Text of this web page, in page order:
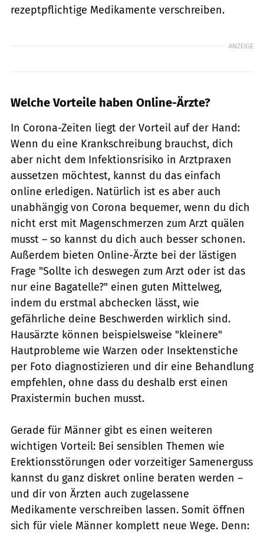
rezeptpflichtige Medikamente verschreiben.
ANZEIGE
Welche Vorteile haben Online-Ärzte?
In Corona-Zeiten liegt der Vorteil auf der Hand:
Wenn du eine Krankschreibung brauchst, dich
aber nicht dem Infektionsrisiko in Arztpraxen
aussetzen möchtest, kannst du das einfach
online erledigen. Natürlich ist es aber auch
unabhängig von Corona bequemer, wenn du dich
nicht erst mit Magenschmerzen zum Arzt quälen
musst – so kannst du dich auch besser schonen.
Außerdem bieten Online-Ärzte bei der lästigen
Frage "Sollte ich deswegen zum Arzt oder ist das
nur eine Bagatelle?" einen guten Mittelweg,
indem du erstmal abchecken lässt, wie
gefährliche deine Beschwerden wirklich sind.
Hausärzte können beispielsweise "kleinere"
Hautprobleme wie Warzen oder Insektenstiche
per Foto diagnostizieren und dir eine Behandlung
empfehlen, ohne dass du deshalb erst einen
Praxistermin buchen musst.
Gerade für Männer gibt es einen weiteren
wichtigen Vorteil: Bei sensiblen Themen wie
Erektionsstörungen oder vorzeitiger Samenerguss
kannst du ganz diskret online beraten werden –
und dir von Ärzten auch zugelassene
Medikamente verschreiben lassen. Somit öffnen
sich für viele Männer komplett neue Wege. Denn: